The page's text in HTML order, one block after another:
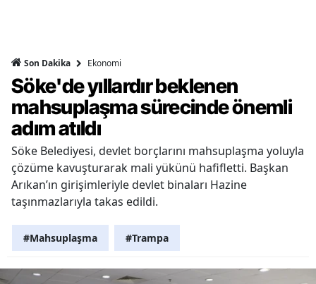
Son Dakika Ekonomi
Söke'de yıllardır beklenen
mahsuplaşma sürecinde önemli
adım atıldı
Söke Belediyesi, devlet borçlarını mahsuplaşma yoluyla
çözüme kavuşturarak mali yükünü hafifletti. Başkan
Arıkan’ın girişimleriyle devlet binaları Hazine
taşınmazlarıyla takas edildi.
#Mahsuplaşma #Trampa